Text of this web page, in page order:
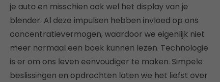
je auto en misschien ook wel het display van je
blender. Al deze impulsen hebben invloed op ons
concentratievermogen, waardoor we eigenlijk niet
meer normaal een boek kunnen lezen. Technologie
is er om ons leven eenvoudiger te maken. Simpele
beslissingen en opdrachten laten we het liefst over